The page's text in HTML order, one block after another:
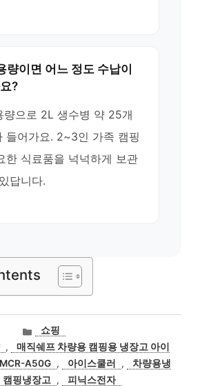
량이면 어느 정도 수납이
?
량으로 2L 생수병 약 25개
들어가요. 2~3인 가족 캠핑
한 식료품을 넉넉하게 보관
답니다.
카
테
고
리
쇼핑
,
매직쉐프 차량용 캠핑용 냉장고 아이
A50G , 아이스쿨러 ,
차량용냉
캠핑냉장고 ,
피닉스전자